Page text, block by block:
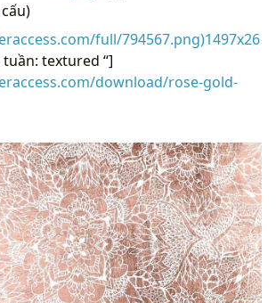
full/794567.png)1497x26
textured “]
download/rose-gold-